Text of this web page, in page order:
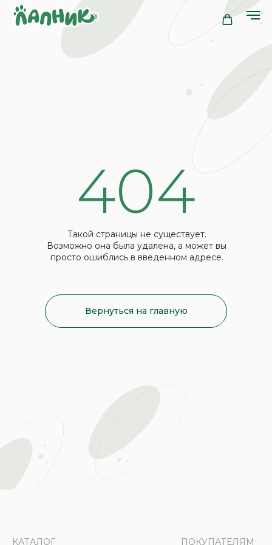
404
Такой страницы не существует.
Возможно она была удалена, а может вы
просто ошиблись в введенном адресе.
Вернуться на главную
КАТАЛОГ ПОКУПАТЕЛЯМ